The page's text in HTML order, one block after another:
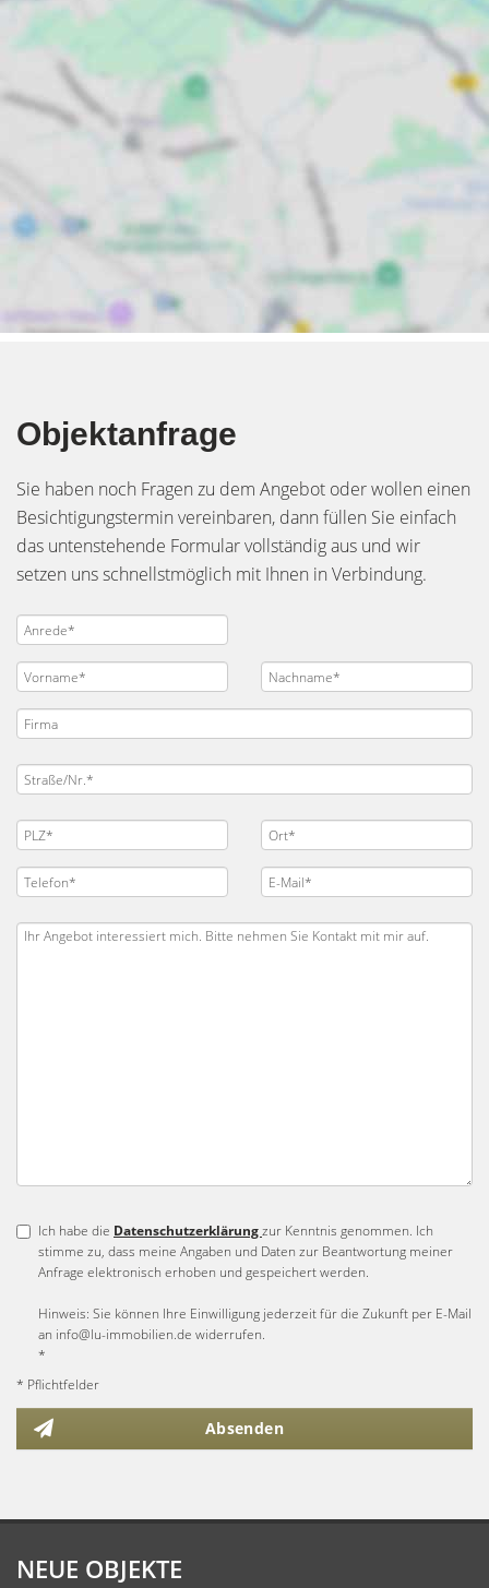
Objektanfrage
Sie haben noch Fragen zu dem Angebot oder wollen einen
Besichtigungstermin vereinbaren, dann füllen Sie einfach
das untenstehende Formular vollständig aus und wir
setzen uns schnellstmöglich mit Ihnen in Verbindung.
Ich habe die Datenschutzerklärungzur Kenntnis genommen. Ich
stimme zu, dass meine Angaben und Daten zur Beantwortung meiner
Anfrage elektronisch erhoben und gespeichert werden.
Hinweis: Sie können Ihre Einwilligung jederzeit für die Zukunft per E-Mail
an info@lu-immobilien.de widerrufen.
*
* Pflichtfelder
Absenden
NEUE OBJEKTE